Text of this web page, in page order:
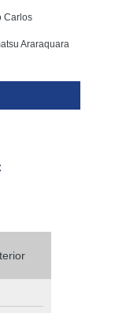
Carlos
Araraquara